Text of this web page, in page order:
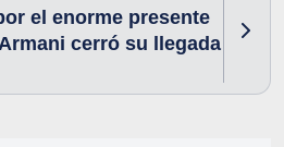
el enorme presente
cerró su llegada